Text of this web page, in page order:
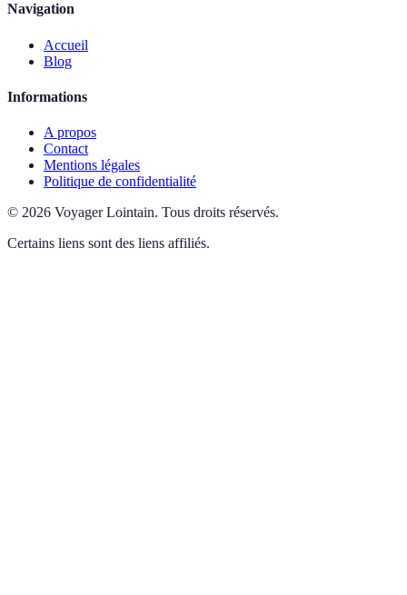
Navigation
Accueil
Blog
Informations
A propos
Contact
Mentions légales
Politique de confidentialité
© 2026 Voyager Lointain. Tous droits réservés.
Certains liens sont des liens affiliés.